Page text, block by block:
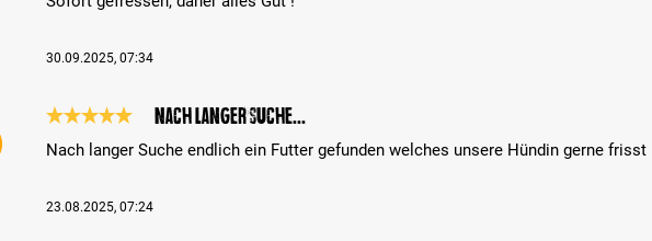
30.09.2025, 07:34
Nach langer Suche...
Nach langer Suche endlich ein Futter gefunden welches unsere Hündin gerne frisst
23.08.2025, 07:24